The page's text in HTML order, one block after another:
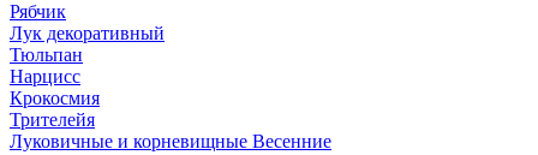
Рябчик
Лук декоративный
Тюльпан
Нарцисс
Крокосмия
Трителейя
Луковичные и корневищные Весенние